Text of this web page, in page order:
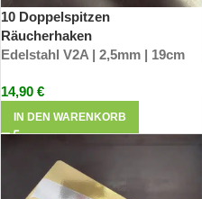
10 Doppelspitzen
Räucherhaken
Edelstahl V2A | 2,5mm | 19cm
14,90 €
IN DEN WARENKORB